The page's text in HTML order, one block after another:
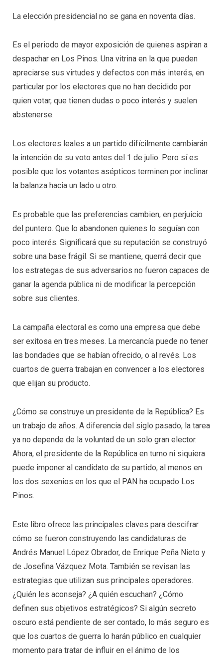
La elección presidencial no se gana en noventa días.
Es el periodo de mayor exposición de quienes aspiran a
despachar en Los Pinos. Una vitrina en la que pueden
apreciarse sus virtudes y defectos con más interés, en
particular por los electores que no han decidido por
quien votar, que tienen dudas o poco interés y suelen
abstenerse.
Los electores leales a un partido difícilmente cambiarán
la intención de su voto antes del 1 de julio. Pero sí es
posible que los votantes asépticos terminen por inclinar
la balanza hacia un lado u otro.
Es probable que las preferencias cambien, en perjuicio
del puntero. Que lo abandonen quienes lo seguían con
poco interés. Significará que su reputación se construyó
sobre una base frágil. Si se mantiene, querrá decir que
los estrategas de sus adversarios no fueron capaces de
ganar la agenda pública ni de modificar la percepción
sobre sus clientes.
La campaña electoral es como una empresa que debe
ser exitosa en tres meses. La mercancía puede no tener
las bondades que se habían ofrecido, o al revés. Los
cuartos de guerra trabajan en convencer a los electores
que elijan su producto.
¿Cómo se construye un presidente de la República? Es
un trabajo de años. A diferencia del siglo pasado, la tarea
ya no depende de la voluntad de un solo gran elector.
Ahora, el presidente de la República en turno ni siquiera
puede imponer al candidato de su partido, al menos en
los dos sexenios en los que el PAN ha ocupado Los
Pinos.
Este libro ofrece las principales claves para descifrar
cómo se fueron construyendo las candidaturas de
Andrés Manuel López Obrador, de Enrique Peña Nieto y
de Josefina Vázquez Mota. También se revisan las
estrategias que utilizan sus principales operadores.
¿Quién les aconseja? ¿A quién escuchan? ¿Cómo
definen sus objetivos estratégicos? Si algún secreto
oscuro está pendiente de ser contado, lo más seguro es
que los cuartos de guerra lo harán público en cualquier
momento para tratar de influir en el ánimo de los